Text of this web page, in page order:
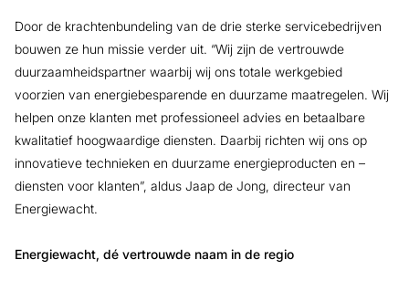
Door de krachtenbundeling van de drie sterke servicebedrijven
bouwen ze hun missie verder uit. “Wij zijn de vertrouwde
duurzaamheidspartner waarbij wij ons totale werkgebied
voorzien van energiebesparende en duurzame maatregelen. Wij
helpen onze klanten met professioneel advies en betaalbare
kwalitatief hoogwaardige diensten. Daarbij richten wij ons op
innovatieve technieken en duurzame energieproducten en –
diensten voor klanten”, aldus Jaap de Jong, directeur van
Energiewacht.
Energiewacht, dé vertrouwde naam in de regio